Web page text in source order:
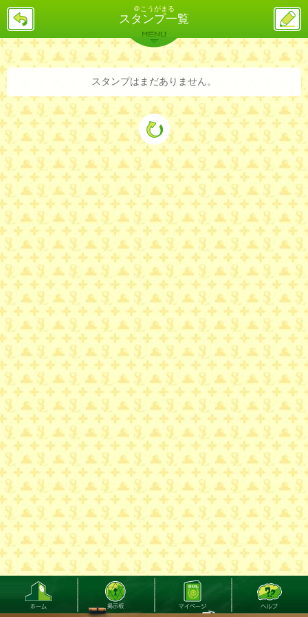
＠こうがまる
スタンプ一覧
戻
ス
投
稿
バックナンバー 詳細検索 ランキング
MENU
スタンプはまだありません。